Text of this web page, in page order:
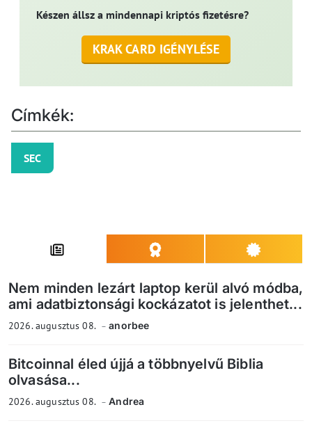
Készen állsz a mindennapi kriptós fizetésre?
KRAK CARD IGÉNYLÉSE
Címkék:
SEC
Nem minden lezárt laptop kerül alvó módba,
ami adatbiztonsági kockázatot is jelenthet...
2026. augusztus 08. anorbee
Bitcoinnal éled újjá a többnyelvű Biblia
olvasása...
2026. augusztus 08. Andrea